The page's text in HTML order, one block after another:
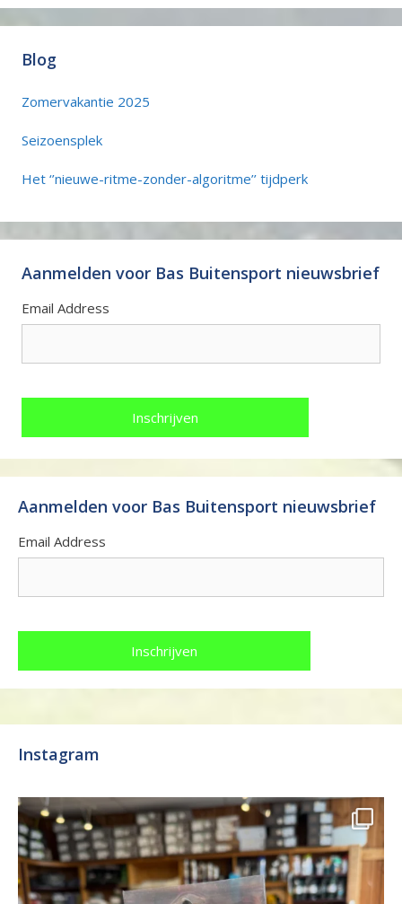
Blog
Zomervakantie 2025
Seizoensplek
Het ‘’nieuwe-ritme-zonder-algoritme’’ tijdperk
Aanmelden voor Bas Buitensport nieuwsbrief
Email Address
Aanmelden voor Bas Buitensport nieuwsbrief
Email Address
Instagram